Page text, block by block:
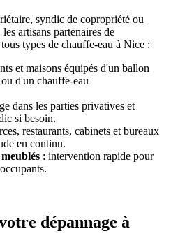
syndic de copropriété ou
artisans partenaires de
types de chauffe-eau à Nice :
et maisons équipés d'un ballon
d'un chauffe-eau
dans les parties privatives et
si besoin.
restaurants, cabinets et bureaux
en continu.
: intervention rapide pour
dépannage à